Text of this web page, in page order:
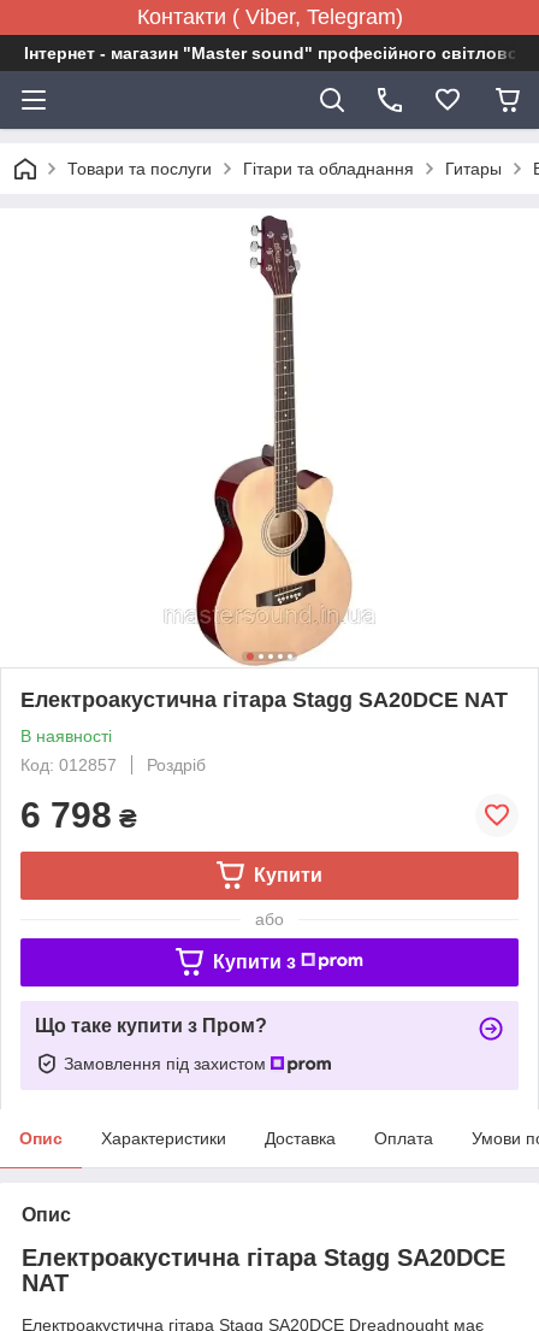
Контакти ( Viber, Telegram)
Інтернет - магазин "Master sound" професійного
Товари та послуги Гітари та обладнання Гитары
Електроакустична гітара Stagg SA20DCE NAT
В наявності
Код: 012857
Роздріб
6 798 ₴
Купити
або
Купити з
Що таке купити з Пром?
Замовлення під захистом
Опис Характеристики Доставка Оплата Умови
Опис
Електроакустична гітара Stagg SA20DCE
NAT
Електроакустична гітара Stagg SA20DCE Dreadnought має